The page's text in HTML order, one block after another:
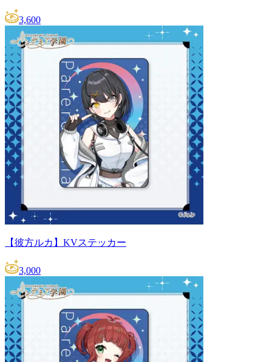
3,600
【彼方ルカ】KVステッカー
3,000